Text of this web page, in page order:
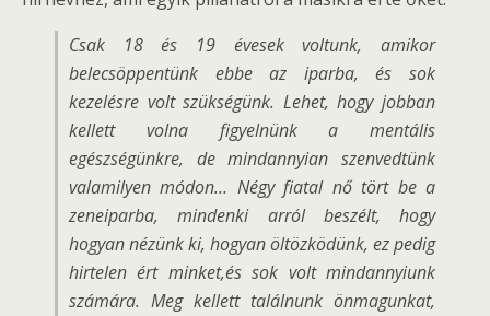
Csak 18 és 19 évesek voltunk, amikor
belecsöppentünk ebbe az iparba, és sok
kezelésre volt szükségünk. Lehet, hogy jobban
kellett volna figyelnünk a mentális
egészségünkre, de mindannyian szenvedtünk
valamilyen módon… Négy fiatal nő tört be a
zeneiparba, mindenki arról beszélt, hogy
hogyan nézünk ki, hogyan öltözködünk, ez pedig
hirtelen ért minket,és sok volt mindannyiunk
számára. Meg kellett találnunk önmagunkat,